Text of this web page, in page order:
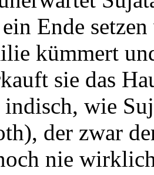
Ende
kümmert
sie das
wie
der zwar
nie